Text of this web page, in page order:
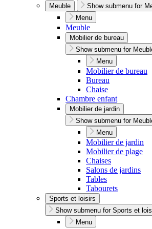
Meuble
Show submenu for
Menu
Meuble
Mobilier de bureau
Show submenu for
Menu
Mobilier de bureau
Bureau
Chaise
Chambre enfant
Mobilier de jardin
Show submenu for
Menu
Mobilier de jardin
Mobilier de plage
Chaises
Salons de jardins
Tables
Tabourets
Sports et loisirs
Show submenu for Sports et
Menu